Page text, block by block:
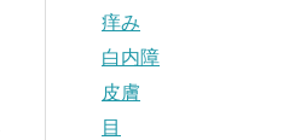
痒み
白内障
皮膚
目